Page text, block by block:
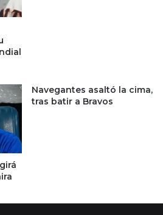
Navegantes asaltó la cima,
tras batir a Bravos